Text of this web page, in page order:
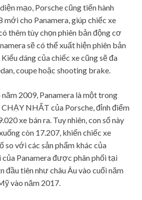
mạo, Porsche cũng tiến hành
mới cho Panamera, giúp chiếc xe
thêm tùy chọn phiên bản động cơ
sẽ có thể xuất hiện phiên bản
dáng của chiếc xe cũng sẽ đa
coupe hoặc shooting brake.
2009, Panamera là một trong
NHẤT của Porsche, đỉnh điểm
xe bán ra. Tuy nhiên, con số này
còn 17.207, khiến chiếc xe
so với các sản phẩm khác của
của Panamera được phân phối tại
tiên như châu Âu vào cuối năm
vào năm 2017.